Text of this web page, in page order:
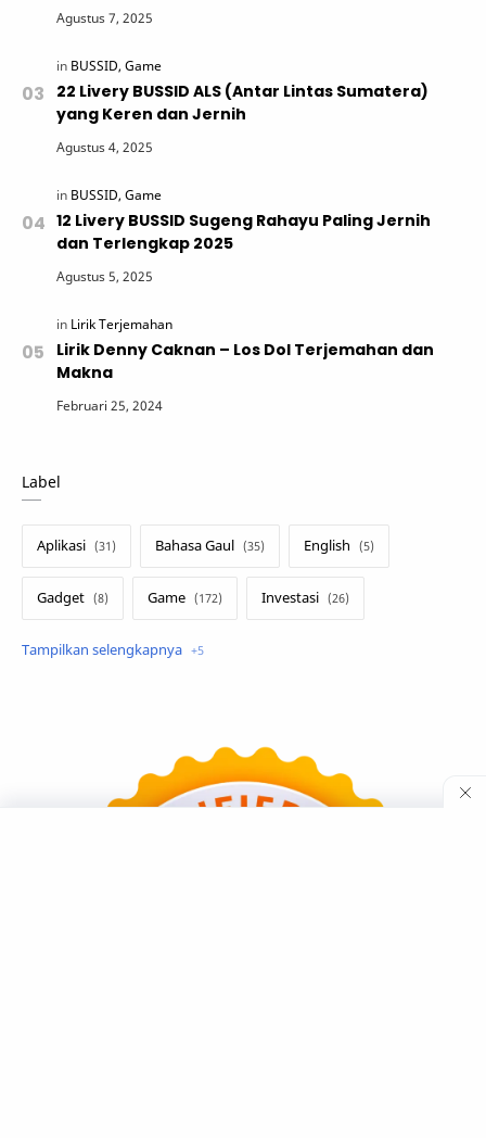
22 Livery BUSSID ALS (Antar Lintas Sumatera)
yang Keren dan Jernih
12 Livery BUSSID Sugeng Rahayu Paling Jernih
dan Terlengkap 2025
Lirik Denny Caknan – Los Dol Terjemahan dan
Makna
Label
Aplikasi Bahasa Gaul English
Gadget Game Investasi
Lirik Terjemahan